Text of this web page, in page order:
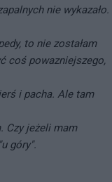
nie wykazało.
to nie zostałam
coś powazniejszego,
i pacha. Ale tam
Czy jeżeli mam
góry".